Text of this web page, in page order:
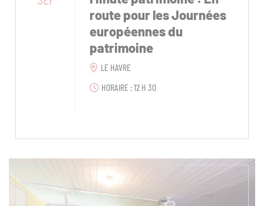
route pour les Journées
européennes du
patrimoine
LE HAVRE
HORAIRE : 12 H 30